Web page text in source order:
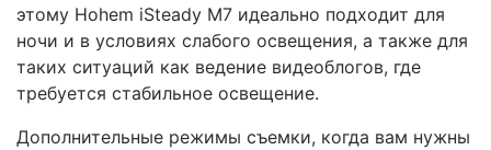
этому Hohem iSteady M7 идеально подходит для
ночи и в условиях слабого освещения, а также для
таких ситуаций как ведение видеоблогов, где
требуется стабильное освещение.
Дополнительные режимы съемки, когда вам нужны